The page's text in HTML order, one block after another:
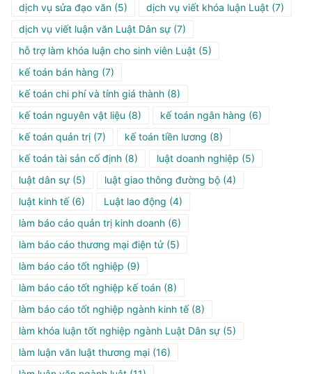
dịch vụ sửa đạo văn (5) dịch vụ viết khóa luận Luật (7)
dịch vụ viết luận văn Luật Dân sự (7)
hỗ trợ làm khóa luận cho sinh viên Luật (5)
kế toán bán hàng (7)
kế toán chi phí và tính giá thành (8)
kế toán nguyên vật liệu (8) kế toán ngân hàng (6)
kế toán quản trị (7) kế toán tiền lương (8)
kế toán tài sản cố định (8) luật doanh nghiệp (5)
luật dân sự (5) luật giao thông đường bộ (4)
luật kinh tế(6) Luật lao động (4)
làm báo cáo quản trị kinh doanh (6)
làm báo cáo thương mại điện tử (5)
làm báo cáo tốt nghiệp (9)
làm báo cáo tốt nghiệp kế toán (8)
làm báo cáo tốt nghiệp ngành kinh tế(8)
làm khóa luận tốt nghiệp ngành Luật Dân sự (5)
làm luận văn luật thương mại (16)